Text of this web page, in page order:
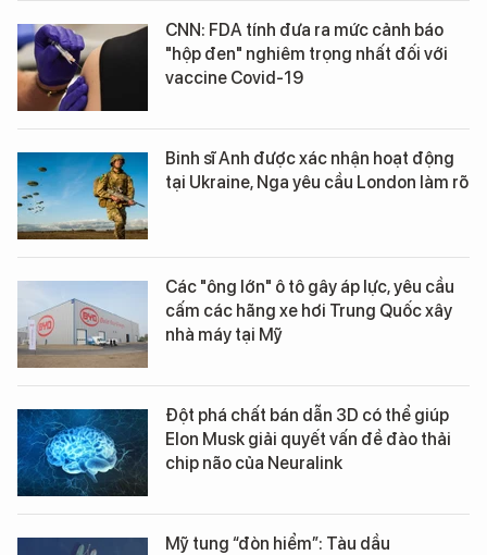
CNN: FDA tính đưa ra mức cảnh báo
"hộp đen" nghiêm trọng nhất đối với
vaccine Covid-19
Binh sĩ Anh được xác nhận hoạt động
tại Ukraine, Nga yêu cầu London làm rõ
Các "ông lớn" ô tô gây áp lực, yêu cầu
cấm các hãng xe hơi Trung Quốc xây
nhà máy tại Mỹ
Đột phá chất bán dẫn 3D có thể giúp
Elon Musk giải quyết vấn đề đào thải
chip não của Neuralink
Mỹ tung “đòn hiểm”: Tàu dầu